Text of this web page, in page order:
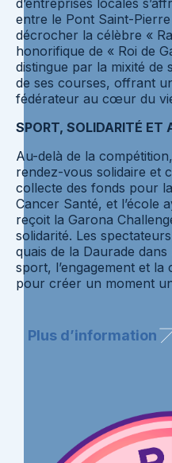
d’entreprises locales
entre le Pont Saint-
décrocher la célèbre «
honorifique de « Roi de
distingue par la mixité de
de ses courses, offrant
fédérateur au cœur du
SPORT, SOLIDARITÉ ET
Au-delà de la
rendez-vous solidaire et
collecte des fonds pour
Cancer Santé, et l’école
reçoit la Garona
solidarité. Les
quais de la Daurade
sport, l’engagement et
pour créer un moment
Plus d’information